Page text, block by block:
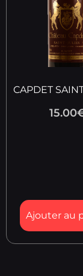
CAPDET
15.00
Ajouter au